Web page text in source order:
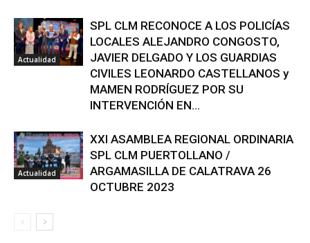
Actualidad
SPL CLM RECONOCE A LOS POLICÍAS
LOCALES ALEJANDRO CONGOSTO,
JAVIER DELGADO Y LOS GUARDIAS
CIVILES LEONARDO CASTELLANOS y
MAMEN RODRÍGUEZ POR SU
INTERVENCIÓN EN...
Actualidad
XXI ASAMBLEA REGIONAL ORDINARIA
SPL CLM PUERTOLLANO /
ARGAMASILLA DE CALATRAVA 26
OCTUBRE 2023